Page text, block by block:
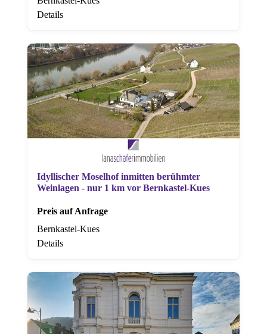
Details
Idyllischer Moselhof inmitten berühmter
Weinlagen - nur 1 km vor Bernkastel-Kues
Preis auf Anfrage
Bernkastel-Kues
Details